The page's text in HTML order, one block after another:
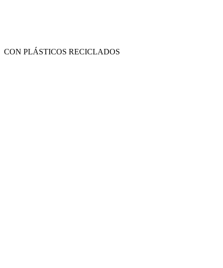
CON PLÁSTICOS RECICLADOS